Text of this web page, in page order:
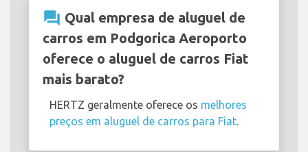
question_answer Qual empresa de aluguel de
carros em Podgorica Aeroporto
oferece o aluguel de carros Fiat
mais barato?
HERTZ geralmente oferece os melhores
preços em aluguel de carros para Fiat